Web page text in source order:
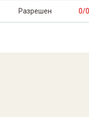
Разрешен 0/0